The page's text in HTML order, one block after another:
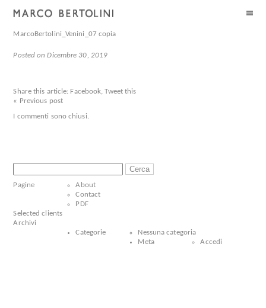
MarcoBertolini_Venini_07 copia
Posted on Dicembre 30, 2019
Share this article: Facebook,Tweet this
« Previous post
I commenti sono chiusi.
per:
Pagine
About
Contact
PDF
Selected clients
Archivi
Categorie
Nessuna categoria
Meta
Accedi